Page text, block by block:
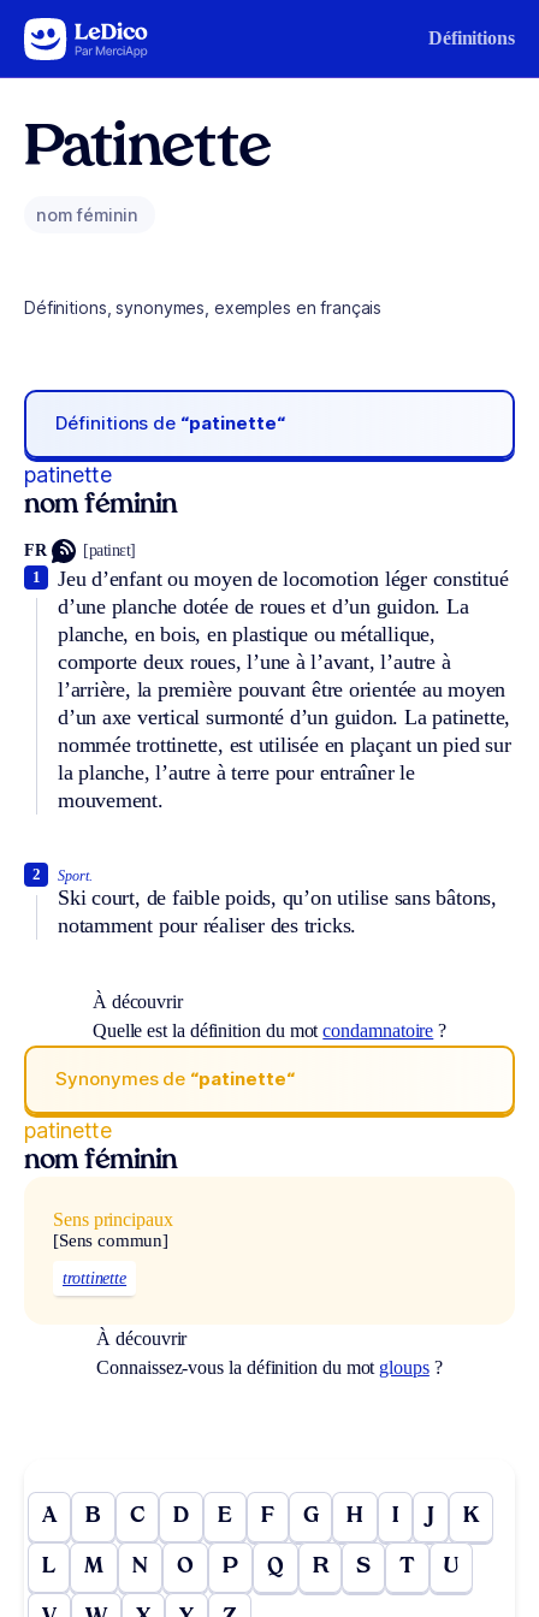
Aller au contenu Définitions
Patinette
nom féminin
Définitions, synonymes, exemples en français
Définitions de “patinette“
patinette
nom féminin
FR [patinɛt]
Jeu d’enfant ou moyen de locomotion léger constitué
d’une planche dotée de roues et d’un guidon. La
planche, en bois, en plastique ou métallique,
comporte deux roues, l’une à l’avant, l’autre à
l’arrière, la première pouvant être orientée au moyen
d’un axe vertical surmonté d’un guidon. La patinette,
nommée trottinette, est utilisée en plaçant un pied sur
la planche, l’autre à terre pour entraîner le
mouvement.
1
Sport.
Ski court, de faible poids, qu’on utilise sans bâtons,
notamment pour réaliser des tricks.
2
À découvrir
Quelle est la définition du motcondamnatoire ?
Synonymes de “patinette“
patinette
nom féminin
Sens principaux
[Sens commun]
trottinette
À découvrir
Connaissez-vous la définition du mot gloups?
A B C D E F G H I J K
L M N O P Q R S T U